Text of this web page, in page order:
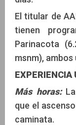
El titular de
tienen
Parinacota
msnm),
EXPERIENCIA
Más horas:
que el
caminata.